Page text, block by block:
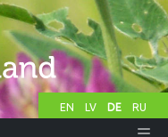
EN LV DE RU